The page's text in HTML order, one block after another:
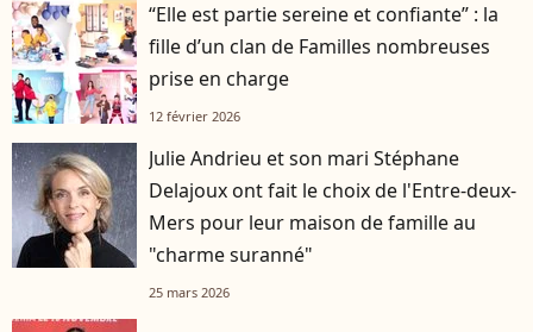
“Elle est partie sereine et confiante” : la
fille d’un clan de Familles nombreuses
prise en charge
12 février 2026
Julie Andrieu et son mari Stéphane
Delajoux ont fait le choix de l'Entre-deux-
Mers pour leur maison de famille au
"charme suranné"
25 mars 2026